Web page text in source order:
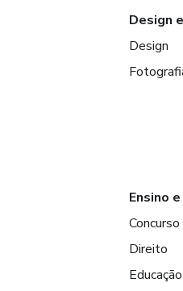
Design
Design
Ensino
Concurso
Direito
Educação